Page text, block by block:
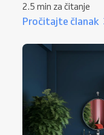
2.5 min za čitanje
Pročitajte članak